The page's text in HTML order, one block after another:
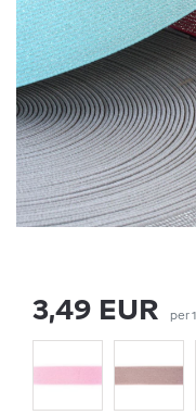
3,49 EUR per1